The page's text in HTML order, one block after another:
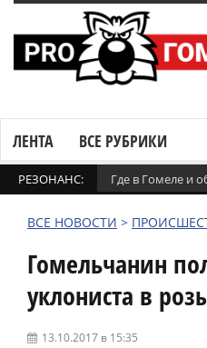
ЛЕНТА ВСЕ РУБРИКИ
РЕЗОНАНС: Где в Гомеле и
ВСЕ НОВОСТИ >
Гомельчанин
уклониста в
13.10.2017 в 15:35